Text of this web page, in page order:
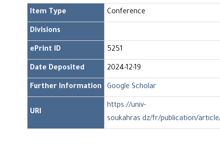
Item Type Conference
Divisions
ePrint ID 5251
Date Deposited 2024-12-19
Further Information Google Scholar
URI
https://univ-
soukahras.dz/fr/publication/